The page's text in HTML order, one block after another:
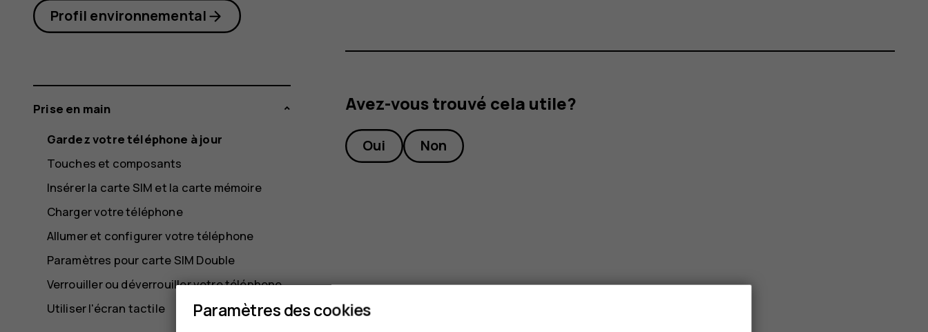
Avez-vous trouvé cela utile?
Oui Non
Profil environnemental
Prise en main
Gardez votre téléphone à jour
Touches et composants
Insérer la carte SIM et la carte mémoire
Charger votre téléphone
Allumer et configurer votre téléphone
Paramètres pour carte SIM Double
Verrouiller ou déverrouiller votre téléphone
Utiliser l'écran tactile
Paramètres des cookies